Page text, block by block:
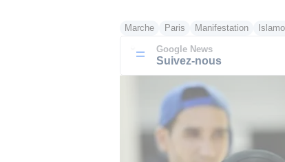
Marche Paris Manifestation
Google News
Suivez-nous